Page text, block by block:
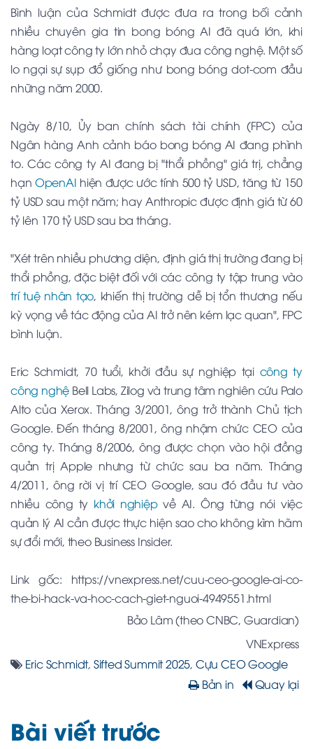
Bình luận của Schmidt được đưa ra trong bối cảnh
nhiều chuyên gia tin bong bóng AI đã quá lớn, khi
hàng loạt công ty lớn nhỏ chạy đua công nghệ. Một số
lo ngại sự sụp đổ giống như bong bóng dot-com đầu
những năm 2000.
Ngày 8/10, Ủy ban chính sách tài chính (FPC) của
Ngân hàng Anh cảnh báo bong bóng AI đang phình
to. Các công ty AI đang bị "thổi phồng" giá trị, chẳng
hạn OpenAI hiện được ước tính 500 tỷ USD, tăng từ 150
tỷ USD sau một năm; hay Anthropic được định giá từ 60
tỷ lên 170 tỷ USD sau ba tháng.
"Xét trên nhiều phương diện, định giá thị trường đang bị
thổi phồng, đặc biệt đối với các công ty tập trung vào
trí tuệ nhân tạo, khiến thị trường dễ bị tổn thương nếu
kỳ vọng về tác động của AI trở nên kém lạc quan", FPC
bình luận.
Eric Schmidt, 70 tuổi, khởi đầu sự nghiệp tại công ty
công nghệ Bell Labs, Zilog và trung tâm nghiên cứu Palo
Alto của Xerox. Tháng 3/2001, ông trở thành Chủ tịch
Google. Đến tháng 8/2001, ông nhậm chức CEO của
công ty. Tháng 8/2006, ông được chọn vào hội đồng
quản trị Apple nhưng từ chức sau ba năm. Tháng
4/2011, ông rời vị trí CEO Google, sau đó đầu tư vào
nhiều công ty khởi nghiệpvề AI. Ông từng nói việc
quản lý AI cần được thực hiện sao cho không kìm hãm
sự đổi mới, theo Business Insider.
Link gốc: https://vnexpress.net/cuu-ceo-google-ai-co-
the-bi-hack-va-hoc-cach-giet-nguoi-4949551.html
Bảo Lâm (theo CNBC, Guardian)
VNExpress
Eric Schmidt, Sifted Summit 2025, Cựu CEO Google
Bản in
Quay lại
Bài viết trước